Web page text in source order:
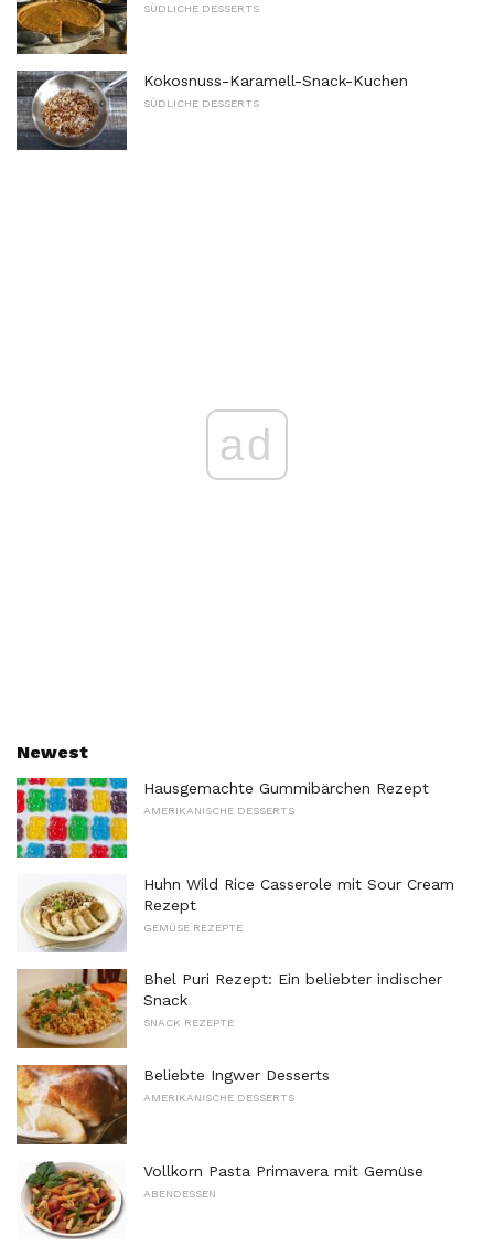
SÜDLICHE DESSERTS
Kokosnuss-Karamell-Snack-Kuchen
SÜDLICHE DESSERTS
ad
Newest
Hausgemachte Gummibärchen Rezept
AMERIKANISCHE DESSERTS
Huhn Wild Rice Casserole mit Sour Cream
Rezept
GEMÜSE REZEPTE
Bhel Puri Rezept: Ein beliebter indischer
Snack
SNACK REZEPTE
Beliebte Ingwer Desserts
AMERIKANISCHE DESSERTS
Vollkorn Pasta Primavera mit Gemüse
ABENDESSEN